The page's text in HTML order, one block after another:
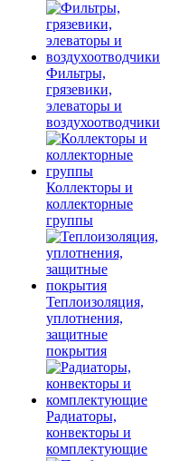
Фильтры,
грязевики,
элеваторы и
воздухоотводчики
Коллекторы и
коллекторные
группы
Теплоизоляция,
уплотнения,
защитные
покрытия
Радиаторы,
конвекторы и
комплектующие